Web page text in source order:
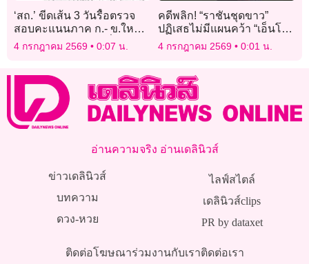
‘สถ.’ ขีดเส้น 3 วันรื้อตรวจ
สอบคะแนนภาค ก.- ข.ใหม่
15,520 คน พบใครเอี่ยวโกง
ฟัน วินัย-อาญา
4 กรกฎาคม 2569 0:07 น.
คดีพลิก! “ราชันชุดขาว”
ปฏิเสธไม่มีแผนคว้า “เอ็นโซ”
ร่วมทัพ
4 กรกฎาคม 2569 0:01 น.
อ่านความจริง อ่านเดลินิวส์
ข่าวเดลินิวส์
บทความ
ดวง-หวย
ไลฟ์สไตล์
เดลินิวส์clips
PR by dataxet
ติดต่อโฆษณาร่วมงานกับเราติดต่อเรา